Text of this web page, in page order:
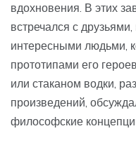
вдохновения. В этих
встречался с
интересными людьми,
прототипами его
или стаканом водки,
произведений,
философские